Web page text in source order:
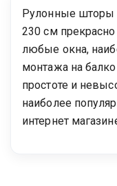
Рулонные шторы
230 см
любые окна,
монтажа на
простоте и
наиболее
интернет